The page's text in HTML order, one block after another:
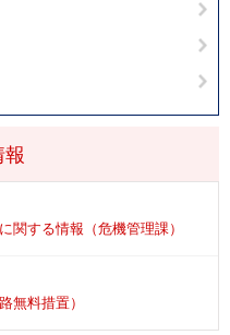
報
関する情報（危機管理課）
無料措置）